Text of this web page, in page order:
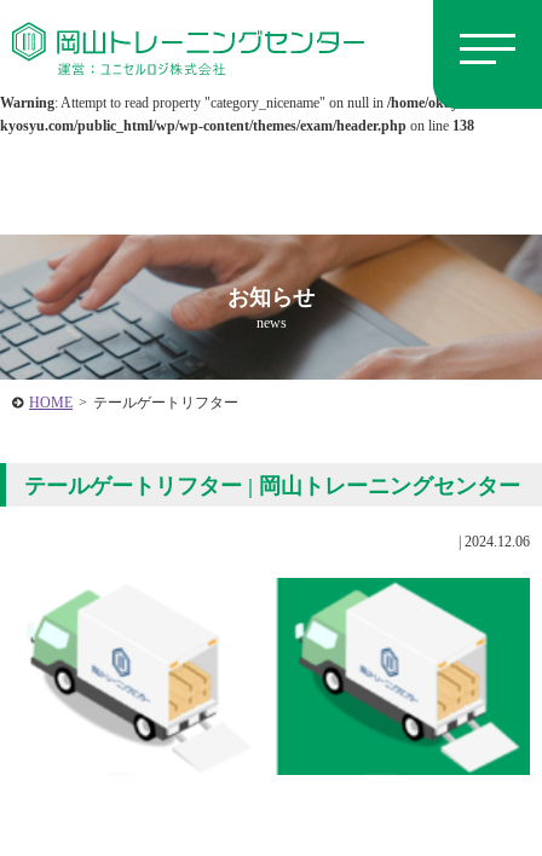
Warning : Undefined array key 0 in /home/okayamatc/kenki-
kyosyu.com/public_html/wp/wp-content/themes/exam/header.php
138
Warning: Attempt to read property "category_nicename" on null in /home/okayamatc/kenki-
kyosyu.com/public_html/wp/wp-content/themes/exam/header.php on line 138
お知らせ
news
HOME > テールゲートリフター
テールゲートリフター | 岡山トレーニングセンター
2024.12.06